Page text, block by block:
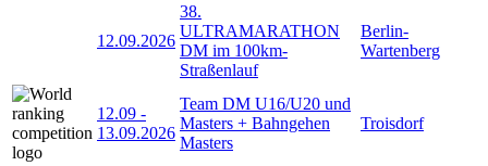
12.09.2026
38.
ULTRAMARATHON
DM im 100km-
Straßenlauf
Berlin-
Wartenberg
12.09 -
13.09.2026
Team DM U16/U20 und
Masters + Bahngehen
Masters
Troisdorf